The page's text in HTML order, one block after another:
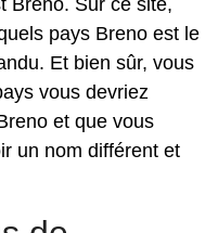
Breno. Sur ce site,
pays Breno est le
Et bien sûr, vous
vous devriez
et que vous
un nom différent et